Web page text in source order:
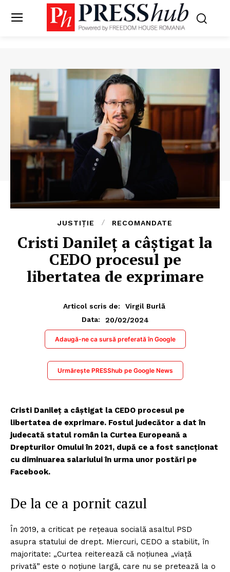
JUSTIȚIE RECOMANDATE
Cristi Danileț a câștigat la
CEDO procesul pe
libertatea de exprimare
Articol scris de:
Virgil Burlă
Data:
20/02/2024
Adaugă-ne ca sursă preferată în Google
Urmărește PRESShub pe Google News
Cristi Danileț a câștigat la CEDO procesul pe
libertatea de exprimare. Fostul judecător a dat în
judecată statul român la Curtea Europeană a
Drepturilor Omului în 2021, după ce a fost sancționat
cu diminuarea salariului în urma unor postări pe
Facebook.
De la ce a pornit cazul
În 2019, a criticat pe rețeaua socială asaltul PSD
asupra statului de drept. Miercuri, CEDO a stabilit, în
majoritate: „Curtea reiterează că noțiunea „viață
privată” este o noțiune largă, care nu se pretează la o